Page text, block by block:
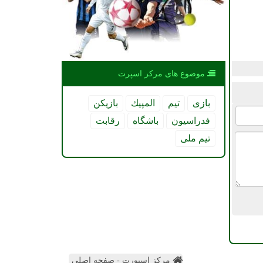
موضوع های مركز اسپرت
بازی تیم المپیك
بازیكن
فدراسیون
باشگاه
رقابت
تیم ملی
مرکز اسپورت - صفحه اصلی